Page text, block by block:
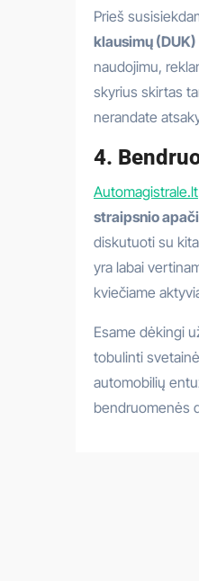
Prieš
klausimų
naudojimu,
skyrius skirtas
nerandate
4.
Automagistrale.lt
straipsnio
diskutuoti su
yra labai
kviečiame
Esame dėkingi
tobulinti
automobilių
bendruomenės